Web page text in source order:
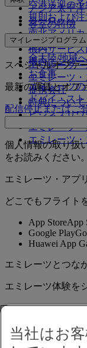
空港送迎の予
規則および
アジア太平洋
ヨーロッパ
南北アメリカ
中東
全大陸/地域
客室の特徴
エミレーツ
機内サービス
機内エンタ
お食事
エミレーツ
ドバイ・ス
マイレージプログラム
エミレーツ
エミレーツ
提携会社
特典について
ビジネスリ
エミレーツ
エミレーツ
スペシャルオファ
最新の運賃とオフ
配信停止またはご
個人情報の取り扱
をお読みください。
エミレーツ・アプリ
どこでもフライト
App StoreApp
Google Play
Huawei App
エミレーツとつな
エミレーツ体験を
当社はお